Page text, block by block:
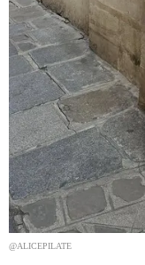
@ALICEPILATE